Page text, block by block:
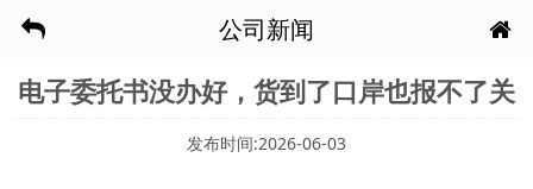
公司新闻
电子委托书没办好，货到了口岸也报不了关
发布时间:2026-06-03